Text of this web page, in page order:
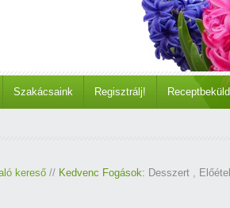
Szakácsaink Regisztrálj!
kereső // Kedvenc Fogások: Desszert , Előétel